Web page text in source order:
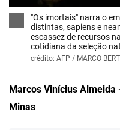
"Os imortais" narra o
distintas, sapiens e
escassez de recursos
cotidiana da seleção
crédito: AFP / MARCO
Marcos Vinícius Almeida
Minas